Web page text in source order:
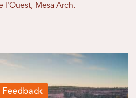
l'Ouest, Mesa Arch.